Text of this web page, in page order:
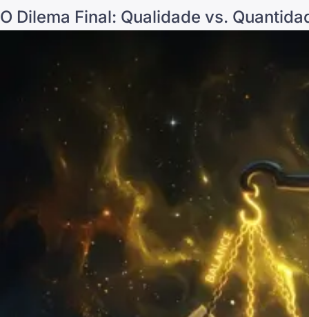
O Dilema Final: Qualidade vs.